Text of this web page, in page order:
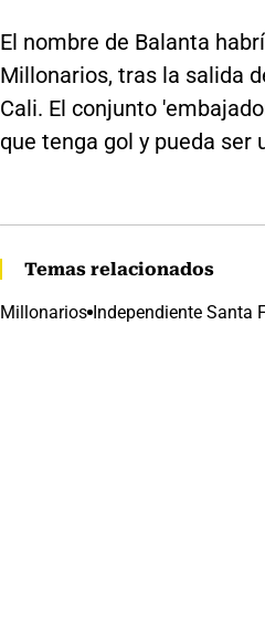
El nombre de Balanta
Millonarios, tras la salida
Cali. El conjunto
que tenga gol y pueda ser
Temas relacionados
Millonarios Independiente Santa